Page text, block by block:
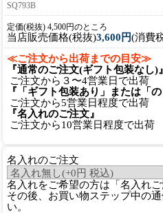
SQ793B
定価(税抜) 4,500円のところ
当店販売価格(税抜)3,600円(消費
≪ご注文から出荷までの目安≫
『通常のご注文(ギフト包装なし)』
ご注文から３〜4営業日で出荷
『「ギフト包装あり」または「
ご注文から5営業日程度で出荷
『名入れのご注文』
ご注文から10営業日程度で出荷
名入れのご注文
名入れをご希望の方は「名入れ
その後、お買い物ステップ中の
い。